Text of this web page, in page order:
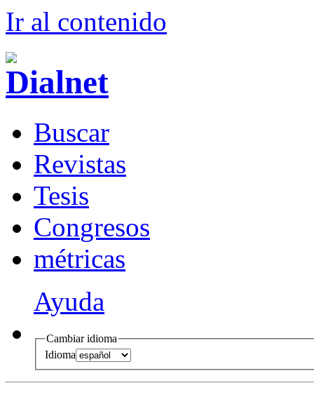
Ir al contenido
Buscar
Revistas
Tesis
Congresos
métricas
Ayuda
Cambiar idioma
Idioma